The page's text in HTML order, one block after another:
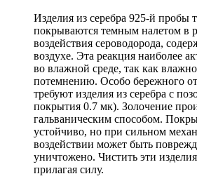
Изделия из серебра 925-й пробы
покрываются темным налетом в
воздействия сероводорода,
воздухе. Эта реакция наиболее
во влажной среде, так как
потемнению. Особо бережного
требуют изделия из серебра с
покрытия 0.7 мк). Золочение
гальваническим способом.
устойчиво, но при сильном
воздействии может быть
уничтожено. Чистить эти
прилагая силу.